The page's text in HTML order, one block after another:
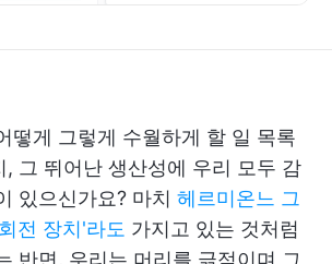
떻게 그렇게 수월하게 할 일 목록
, 그 뛰어난 생산성에 우리 모두 감
있으신가요? 마치 헤르미온느 그
전 장치'라도 가지고 있는 것처럼
반면, 우리는 머리를 긁적이며 그